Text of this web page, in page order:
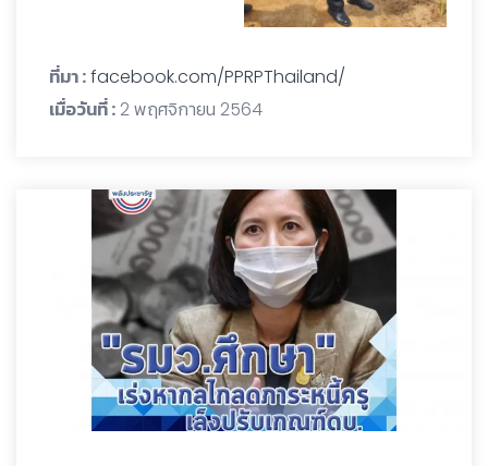
ที่มา :facebook.com/PPRPThailand/
เมื่อวันที่ : 2 พฤศจิกายน 2564